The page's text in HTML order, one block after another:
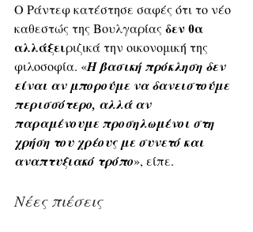
Ο Ράντεφ κατέστησε σαφές ότι το νέο
καθεστώς της Βουλγαρίας δεν θα
αλλάξειριζικά την οικονομική της
φιλοσοφία. «Η βασική πρόκληση δεν
είναι αν μπορούμε να δανειστούμε
περισσότερο, αλλά αν
παραμένουμε προσηλωμένοι στη
χρήση του χρέους με συνετό και
αναπτυξιακό τρόπο», είπε.
Νέες πιέσεις